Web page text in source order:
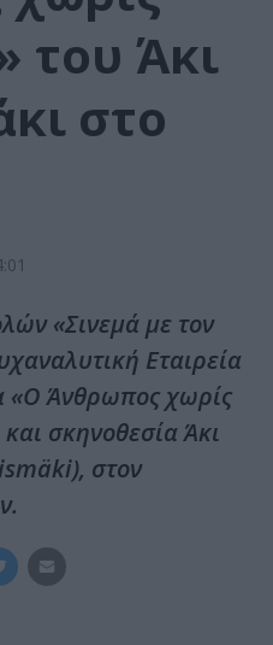
του Άκι
στο
«Σινεμά με τον
Εταιρεία
«Ο Άνθρωπος χωρίς
σκηνοθεσία Άκι
στον